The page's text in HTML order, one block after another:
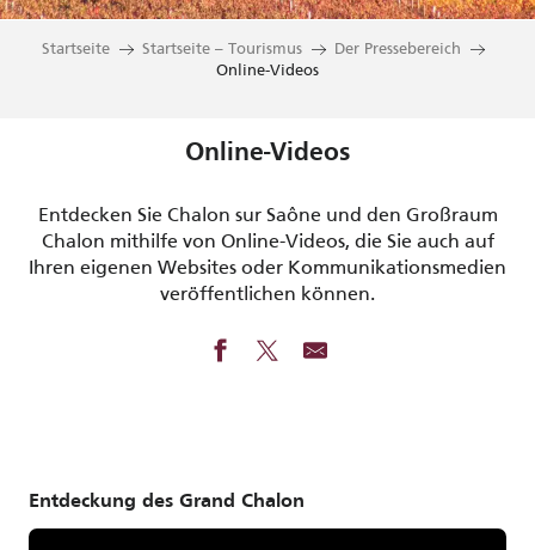
Startseite Startseite – Tourismus
Der Pressebereich
Online-Videos
Online-Videos
Entdecken Sie Chalon sur Saône und den Großraum
Chalon mithilfe von Online-Videos, die Sie auch auf
Ihren eigenen Websites oder Kommunikationsmedien
veröffentlichen können.
Entdeckung des Grand Chalon